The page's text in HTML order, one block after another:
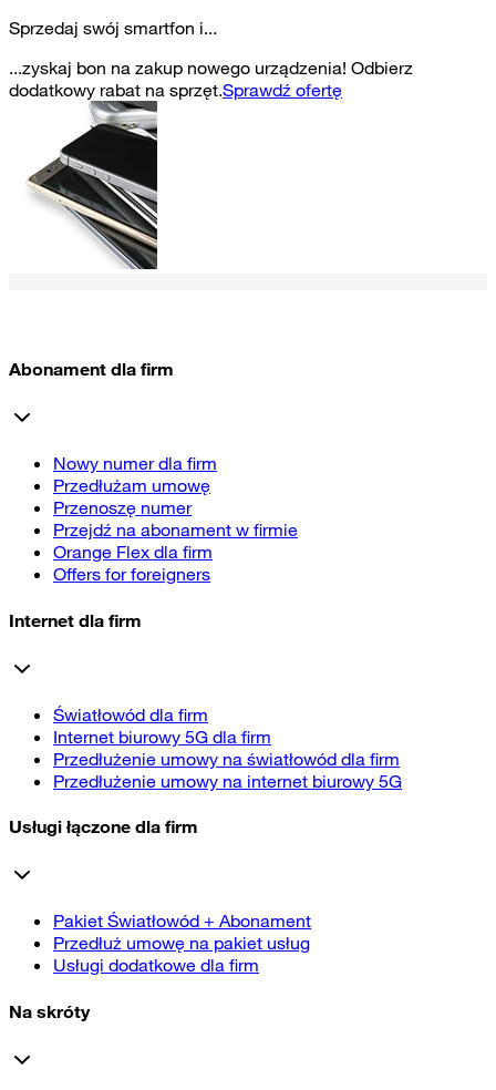
Sprzedaj swój smartfon i...
...zyskaj bon na zakup nowego urządzenia! Odbierz
dodatkowy rabat na sprzęt.Sprawdź ofertę
Abonament dla firm
Nowy numer dla firm
Przedłużam umowę
Przenoszę numer
Przejdź na abonament w firmie
Orange Flex dla firm
Offers for foreigners
Internet dla firm
Światłowód dla firm
Internet biurowy 5G dla firm
Przedłużenie umowy na światłowód dla firm
Przedłużenie umowy na internet biurowy 5G
Usługi łączone dla firm
Pakiet Światłowód + Abonament
Przedłuż umowę na pakiet usług
Usługi dodatkowe dla firm
Na skróty